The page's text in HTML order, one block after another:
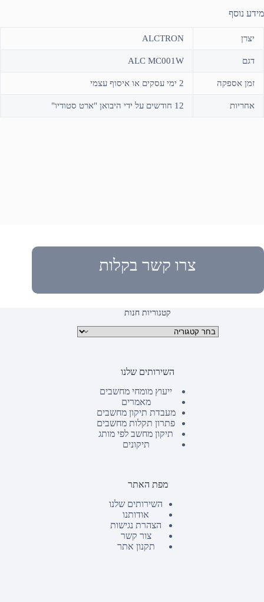
מידע נוסף
יצרן ALCTRON
דגם ALC MC001W
זמן אספקה 2 ימי עסקים או איסוף עצמי
אחריות 12 חודשים על ידי היבואן "ארט סטודיו"
צרו קשר בקלות
קטגוריות חנות
קטגוריות מוצרים
השירותים שלנו
ייעוץ מומחי מחשבים
מאמרים
מעבדת תיקון מחשבים
פתרון תקלות מחשבים
תיקון מחשב לפי מותג
תיקונים
מפת האתר
השירותים שלנו
אודותנו
הצהרת נגישות
צור קשר
תקנון אתר